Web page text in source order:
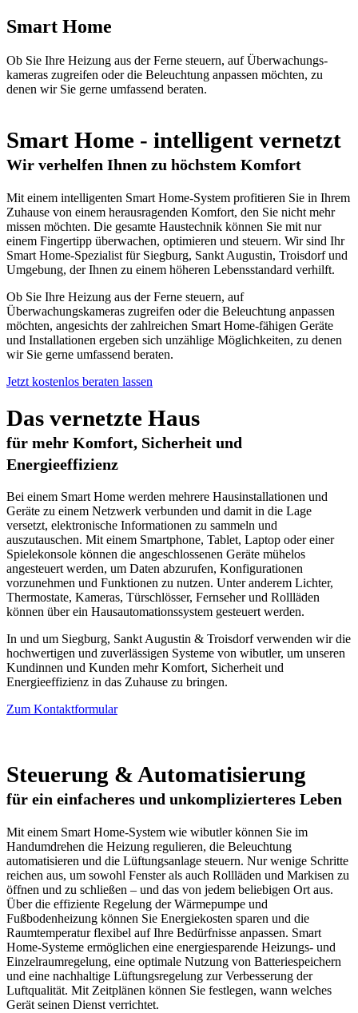
Smart Home
Ob Sie Ihre Heizung aus der Ferne steuern, auf Überwa­chungs­
kameras zugreifen oder die Beleuchtung anpassen möchten, zu
denen wir Sie gerne umfassend beraten.
Smart Home - intelligent vernetzt
Wir verhelfen Ihnen zu höchstem Komfort
Mit einem intelligenten Smart Home-System profitieren Sie in Ihrem
Zuhause von einem herausragenden Komfort, den Sie nicht mehr
missen möchten. Die gesamte Haustechnik können Sie mit nur
einem Fingertipp überwachen, optimieren und steuern. Wir sind Ihr
Smart Home-Spezialist für Siegburg, Sankt Augustin, Troisdorf und
Umgebung, der Ihnen zu einem höheren Lebensstandard verhilft.
Ob Sie Ihre Heizung aus der Ferne steuern, auf
Überwachungskameras zugreifen oder die Beleuchtung anpassen
möchten, angesichts der zahlreichen Smart Home-fähigen Geräte
und Installationen ergeben sich unzählige Möglichkeiten, zu denen
wir Sie gerne umfassend beraten.
Jetzt kostenlos beraten lassen
Das vernetzte Haus
für mehr Komfort, Sicherheit und
Energieeffizienz
Bei einem Smart Home werden mehrere Hausinstallationen und
Geräte zu einem Netzwerk verbunden und damit in die Lage
versetzt, elektronische Informationen zu sammeln und
auszutauschen. Mit einem Smartphone, Tablet, Laptop oder einer
Spielekonsole können die angeschlossenen Geräte mühelos
angesteuert werden, um Daten abzurufen, Konfigurationen
vorzunehmen und Funktionen zu nutzen. Unter anderem Lichter,
Thermostate, Kameras, Türschlösser, Fernseher und Rollläden
können über ein Hausautomationssystem gesteuert werden.
In und um Siegburg, Sankt Augustin & Troisdorf verwenden wir die
hochwertigen und zuverlässigen Systeme von wibutler, um unseren
Kundinnen und Kunden mehr Komfort, Sicherheit und
Energieeffizienz in das Zuhause zu bringen.
Zum Kontaktformular
Steuerung & Automatisierung
für ein einfacheres und unkomplizierteres Leben
Mit einem Smart Home-System wie wibutler können Sie im
Handumdrehen die Heizung regulieren, die Beleuchtung
automatisieren und die Lüftungsanlage steuern. Nur wenige Schritte
reichen aus, um sowohl Fenster als auch Rollläden und Markisen zu
öffnen und zu schließen – und das von jedem beliebigen Ort aus.
Über die effiziente Regelung der Wärmepumpe und
Fußbodenheizung können Sie Energiekosten sparen und die
Raumtemperatur flexibel auf Ihre Bedürfnisse anpassen. Smart
Home-Systeme ermöglichen eine energiesparende Heizungs- und
Einzelraumregelung, eine optimale Nutzung von Batteriespeichern
und eine nachhaltige Lüftungsregelung zur Verbesserung der
Luftqualität. Mit Zeitplänen können Sie festlegen, wann welches
Gerät seinen Dienst verrichtet.